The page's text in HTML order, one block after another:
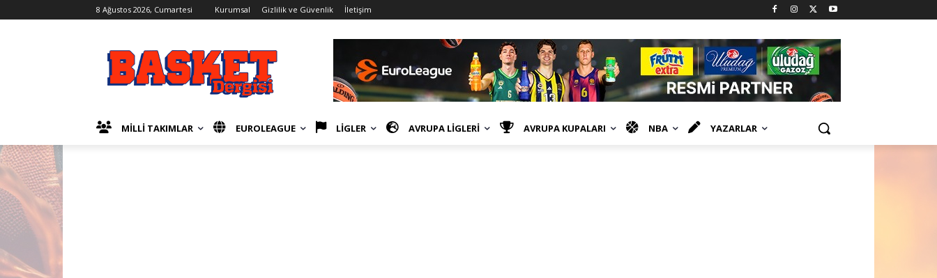
8 Ağustos 2026, Cumartesi Kurumsal Gizlilik ve Güvenlik İletişim
MİLLİ TAKIMLAR EUROLEAGUE LİGLER AVRUPA LİGLERİ AVRUPA KUPALARI NBA YAZARLAR